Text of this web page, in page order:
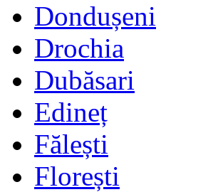
Dondușeni
Drochia
Dubăsari
Edineț
Fălești
Florești